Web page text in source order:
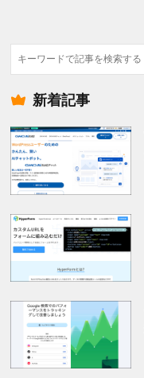
検
索
新着記事